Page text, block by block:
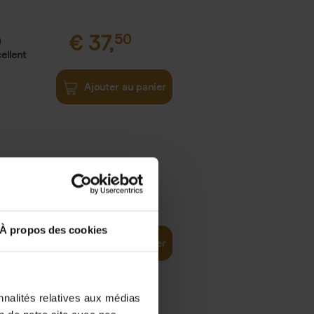
À propos des cookies
relatives aux médias
€ 37,50
Ajouter au panier
world 29,99
Ajouter au panier